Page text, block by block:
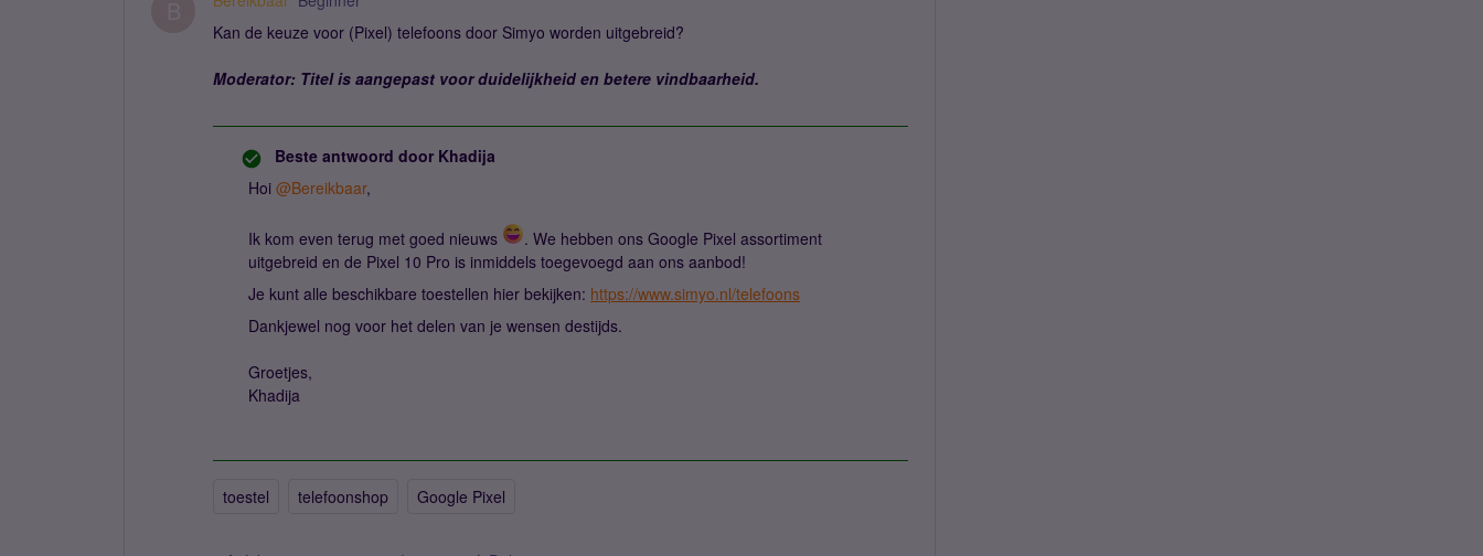
Kan de keuze voor (Pixel) telefoons door Simyo worden uitgebreid?
Moderator: Titel is aangepast voor duidelijkheid en betere vindbaarheid.
Beste antwoord door Khadija
Hoi ​ @Bereikbaar,
Ik kom even terug met goed nieuws
. We hebben ons Google Pixel assortiment
uitgebreid en de Pixel 10 Pro is inmiddels toegevoegd aan ons aanbod!
Je kunt alle beschikbare toestellen hier bekijken: https://www.simyo.nl/telefoons
Dankjewel nog voor het delen van je wensen destijds.
Groetjes,
Khadija
toestel telefoonshop Google Pixel